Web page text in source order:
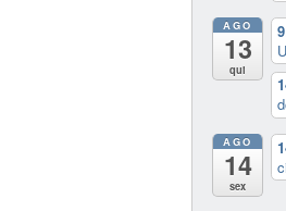
AGO
13
qui
AGO
14
sex